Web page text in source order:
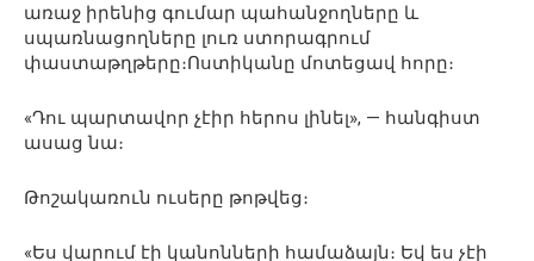
առաջ իրենից գումար պահանջողները և
սպառնացողները լուռ ստորագրում
փաստաթղթերը։Ոստիկանը մոտեցավ հորը։
«Դու պարտավոր չէիր հերոս լինել», — հանգիստ
ասաց նա։
Թոշակառուն ուսերը թոթվեց։
«Ես վարում էի կանոնների համաձայն։ Եվ ես չէի